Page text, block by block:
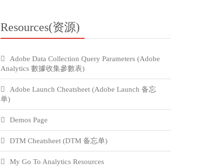
Resources(资源)
Adobe Data Collection Query Parameters (Adobe
Analytics 數據收集參數表)
Adobe Launch Cheatsheet (Adobe Launch 备忘
单)
Demos Page
DTM Cheatsheet (DTM 备忘单)
My Go To Analytics Resources